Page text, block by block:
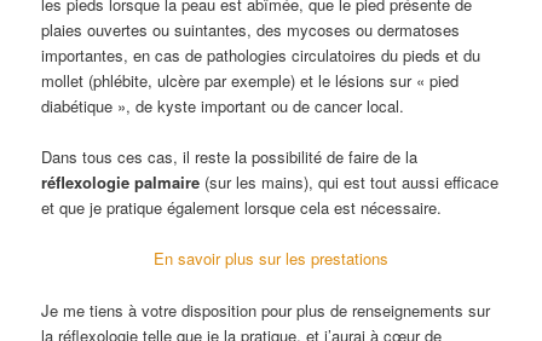
plaies ouvertes ou suintantes, des mycoses ou dermatoses
importantes, en cas de pathologies circulatoires du pieds et du
mollet (phlébite, ulcère par exemple) et le lésions sur « pied
diabétique », de kyste important ou de cancer local.
Dans tous ces cas, il reste la possibilité de faire de la
réflexologie palmaire (sur les mains), qui est tout aussi efficace
et que je pratique également lorsque cela est nécessaire.
En savoir plus sur les prestations
Je me tiens à votre disposition pour plus de renseignements sur
la réflexologie telle que je la pratique, et j’aurai à cœur de